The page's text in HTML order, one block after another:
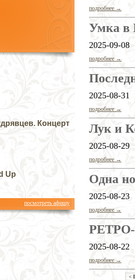
подробнее →
Умка в
2025-09-08
подробнее →
2025-08-31
подробнее →
Лук и
2025-08-29
подробнее →
Одна
2025-08-23
подробнее →
2025-08-22
подробнее →
<
Концерт
Up
посмотреть афишу